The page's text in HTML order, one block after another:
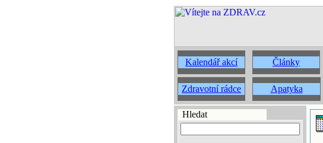
Kalendář akcí Články
Zdravotní rádce Apatyka
Hledat